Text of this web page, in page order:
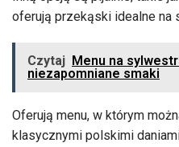
oferują przekąski idealne na
Czytaj Menu na
niezapomniane smaki
Oferują menu, w którym
klasycznymi polskimi